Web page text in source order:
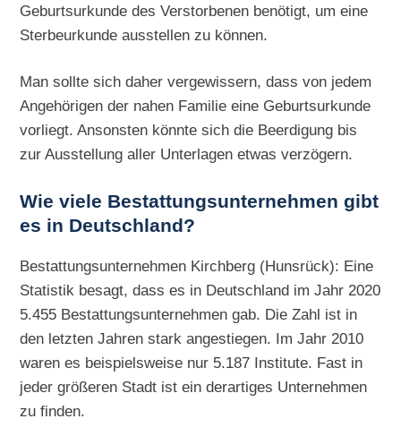
Geburtsurkunde des Verstorbenen benötigt, um eine
Sterbeurkunde ausstellen zu können.
Man sollte sich daher vergewissern, dass von jedem
Angehörigen der nahen Familie eine Geburtsurkunde
vorliegt. Ansonsten könnte sich die Beerdigung bis
zur Ausstellung aller Unterlagen etwas verzögern.
Wie viele Bestattungsunternehmen gibt
es in Deutschland?
Bestattungsunternehmen Kirchberg (Hunsrück): Eine
Statistik besagt, dass es in Deutschland im Jahr 2020
5.455 Bestattungsunternehmen gab. Die Zahl ist in
den letzten Jahren stark angestiegen. Im Jahr 2010
waren es beispielsweise nur 5.187 Institute. Fast in
jeder größeren Stadt ist ein derartiges Unternehmen
zu finden.